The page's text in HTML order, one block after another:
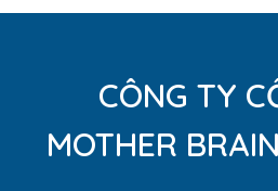
CÔNG TY
MOTHER